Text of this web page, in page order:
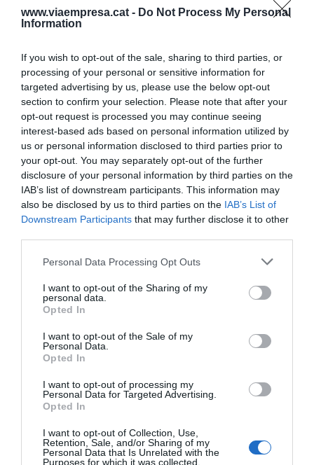
www.viaempresa.cat - Do Not Process My Personal
Information
If you wish to opt-out of the sale, sharing to third parties, or
processing of your personal or sensitive information for
targeted advertising by us, please use the below opt-out
section to confirm your selection. Please note that after your
opt-out request is processed you may continue seeing
interest-based ads based on personal information utilized by
us or personal information disclosed to third parties prior to
your opt-out. You may separately opt-out of the further
disclosure of your personal information by third parties on the
IAB’s list of downstream participants. This information may
also be disclosed by us to third parties on the IAB’s List of
Downstream Participants that may further disclose it to other
Personal Data Processing Opt Outs
I want to opt-out of the Sharing of my
personal data.
Opted In
I want to opt-out of the Sale of my
Personal Data.
Opted In
I want to opt-out of processing my
Personal Data for Targeted Advertising.
Opted In
I want to opt-out of Collection, Use,
Retention, Sale, and/or Sharing of my
Personal Data that Is Unrelated with the
Purposes for which it was collected.
repercusión de los fines de semana previos y
AñadirVIA Empresacomo fuente preferida
de Google de forma gratuita
Mantente informado con las últimas noticias de
actualidad
ACTIVAR AHORA
RELACIONADAS
El Gremio de
Hostelería define la
El Circuito de
Barcelona inaugura
Experience